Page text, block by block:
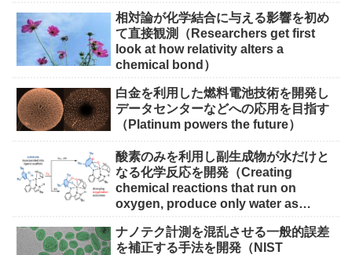
相対論が化学結合に与える影響を初め
て直接観測（Researchers get first
look at how relativity alters a
chemical bond）
白金を利用した燃料電池技術を開発し
データセンターなどへの応用を目指す
（Platinum powers the future）
酸素のみを利用し副生成物が水だけと
なる化学反応を開発（Creating
chemical reactions that run on
oxygen, produce only water as
ナノテク計測を混乱させる一般的誤差
を補正する手法を開発（NIST